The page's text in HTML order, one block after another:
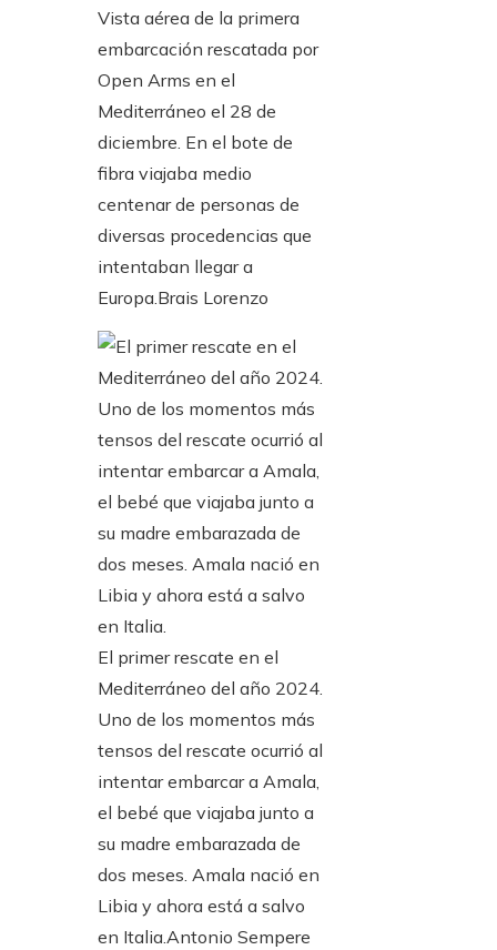
Vista aérea de la primera
embarcación rescatada por
Open Arms en el
Mediterráneo el 28 de
diciembre. En el bote de
fibra viajaba medio
centenar de personas de
diversas procedencias que
intentaban llegar a
Europa.Brais Lorenzo
El primer rescate en el
Mediterráneo del año 2024.
Uno de los momentos más
tensos del rescate ocurrió al
intentar embarcar a Amala,
el bebé que viajaba junto a
su madre embarazada de
dos meses. Amala nació en
Libia y ahora está a salvo
en Italia.Antonio Sempere